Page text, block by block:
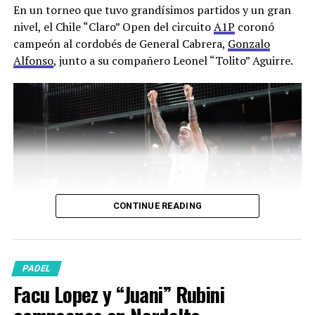
En un torneo que tuvo grandísimos partidos y un gran
nivel, el Chile “Claro” Open del circuitoA1P coronó
campeón al cordobés de General Cabrera, Gonzalo
Alfonso, junto a su compañero Leonel “Tolito” Aguirre.
los tres cediendo apenas dos sets en lo que va de año.
Gonza yTolitovenían de caminos casi perfectos y sin
fisuras hasta que en semifinales aparecieron Agustín
CONTINUE READING
PADEL
Facu Lopez y “Juani” Rubini